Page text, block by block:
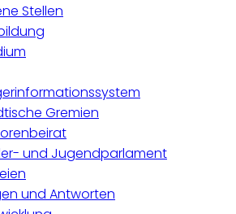
Stellen
Gremien
und Jugendparlament
und Antworten